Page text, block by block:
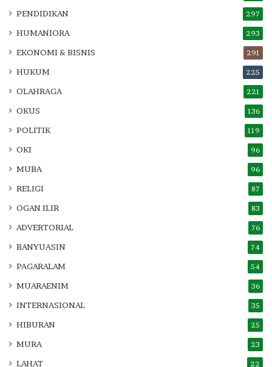
PENDIDIKAN 297
HUMANIORA 293
EKONOMI & BISNIS 291
HUKUM 225
OLAHRAGA 221
OKUS 136
POLITIK 119
OKI 96
MUBA 96
RELIGI 87
OGAN ILIR 83
ADVERTORIAL 76
BANYUASIN 74
PAGARALAM 54
MUARAENIM 36
INTERNASIONAL 35
HIBURAN 25
MURA 23
LAHAT 22